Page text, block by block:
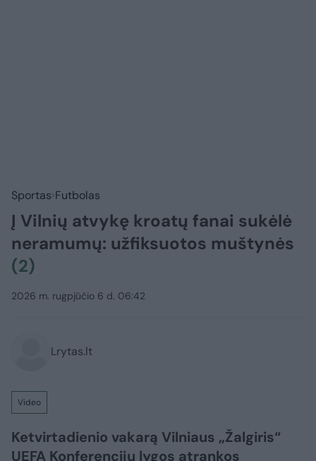
Sportas Futbolas
Į Vilnių atvykę kroatų fanai sukėlė
neramumų: užfiksuotos muštynės
(2)
2026 m. rugpjūčio 6 d. 06:42
Lrytas.lt
Video
Ketvirtadienio vakarą Vilniaus „Žalgiris“
UEFA Konferencijų lygos atrankos